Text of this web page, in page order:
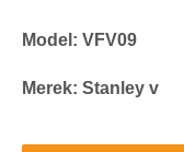
Model: VFV09
Merek: Stanley v